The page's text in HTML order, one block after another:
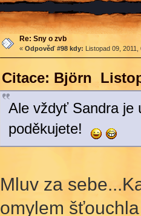
Re: Sny o zvb
« Odpověď #98 kdy: Listopad 09,
Citace: Björn
Ale vždyť Sandra je
poděkujete!
Mluv za
omylem